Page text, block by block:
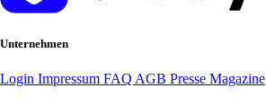
Unternehmen
Login Impressum FAQ AGB Presse Magazine